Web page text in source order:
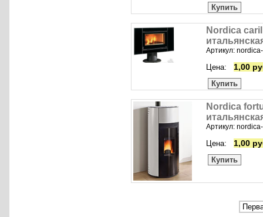
Купить
Nordica
Артикул:
Цена: 1,00
Купить
Nordica
Артикул:
Цена: 1,00
Купить